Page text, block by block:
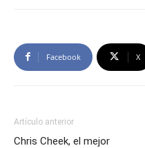
Facebook X
Artículo anterior
Chris Cheek, el mejor